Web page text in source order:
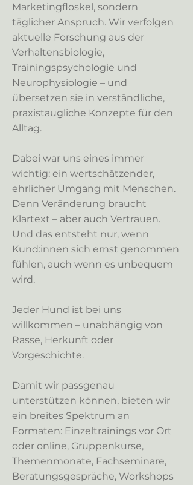
Marketingfloskel, sondern
täglicher Anspruch. Wir verfolgen
aktuelle Forschung aus der
Verhaltensbiologie,
Trainingspsychologie und
Neurophysiologie – und
übersetzen sie in verständliche,
praxistaugliche Konzepte für den
Alltag.
Dabei war uns eines immer
wichtig: ein wertschätzender,
ehrlicher Umgang mit Menschen.
Denn Veränderung braucht
Klartext – aber auch Vertrauen.
Und das entsteht nur, wenn
Kund:innen sich ernst genommen
fühlen, auch wenn es unbequem
wird.
Jeder Hund ist bei uns
willkommen – unabhängig von
Rasse, Herkunft oder
Vorgeschichte.
Damit wir passgenau
unterstützen können, bieten wir
ein breites Spektrum an
Formaten: Einzeltrainings vor Ort
oder online, Gruppenkurse,
Themenmonate, Fachseminare,
Beratungsgespräche, Workshops